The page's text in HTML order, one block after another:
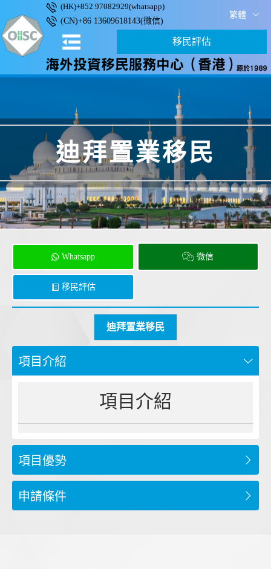
(HK)+852 97082929(whatsapp)
(CN)+86 13609618143(微信)
繁體
移民評估
迪拜置業移民
Whatsapp 微信
移民評估
迪拜置業移民
項目介紹
項目介紹
項目優勢
申請條件